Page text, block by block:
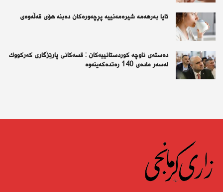
ئايا به‌رهه‌مه‌ شيره‌مه‌نييه‌ پڕچه‌وره‌كان ده‌بنه‌ هۆى قه‌ڵه‌وه‌ى
دەستەی ناوچە كوردستانییەكان : قسەكانی پارێزگاری كەركووك
لەسەر مادەی 140 رەتدەكەینەوە